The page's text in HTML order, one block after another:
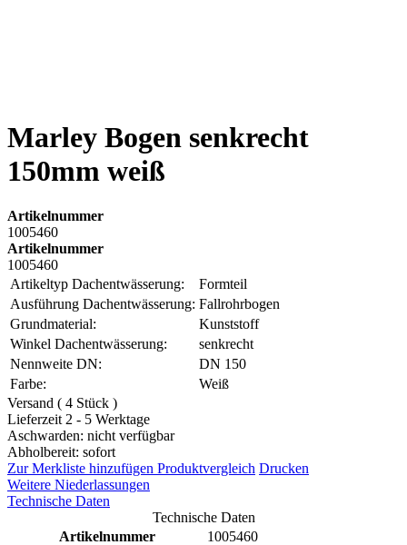
Marley Bogen senkrecht
150mm weiß
Artikelnummer
1005460
Artikelnummer
1005460
Artikeltyp Dachentwässerung:
Formteil
Ausführung Dachentwässerung: Fallrohrbogen
Grundmaterial:
Kunststoff
Winkel Dachentwässerung:
senkrecht
Nennweite DN:
DN 150
Farbe:
Weiß
Versand ( 4 Stück )
Lieferzeit 2 - 5 Werktage
Aschwarden: nicht verfügbar
Abholbereit: sofort
Zur Merkliste hinzufügen Produktvergleich Drucken
Weitere Niederlassungen
Technische Daten
Technische Daten
Artikelnummer
1005460